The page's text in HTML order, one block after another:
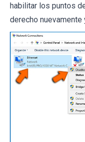
habilitar los puntos
derecho